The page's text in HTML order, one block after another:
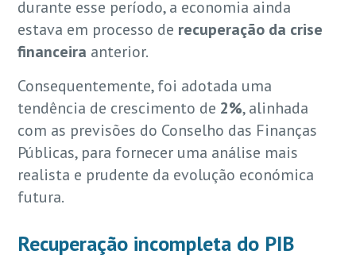
durante esse período, a economia ainda
estava em processo de recuperação da crise
financeira anterior.
Consequentemente, foi adotada uma
tendência de crescimento de 2%, alinhada
com as previsões do Conselho das Finanças
Públicas, para fornecer uma análise mais
realista e prudente da evolução económica
futura.
Recuperação incompleta do PIB